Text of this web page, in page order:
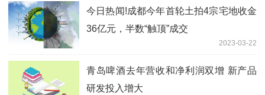
今日热闻!成都今年首轮土拍4宗宅地收金
36亿元，半数“触顶”成交
2023-03-22
青岛啤酒去年营收和净利润双增 新产品
研发投入增大